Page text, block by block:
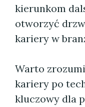
kierunkom
otworzyć
kariery w
Warto
kariery po
kluczowy dla